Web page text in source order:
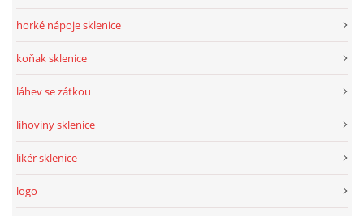
horké nápoje sklenice
koňak sklenice
láhev se zátkou
lihoviny sklenice
likér sklenice
logo